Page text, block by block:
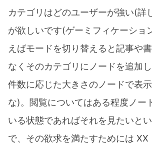
カテゴリはどのユーザーが強い(詳
が欲しいです(ゲーミフィケーショ
えばモードを切り替えると記事や
なくそのカテゴリにノードを追加し
件数に応じた大きさのノードで表
な)。閲覧についてはある程度ノー
いる状態であればそれを見たいと
で、その欲求を満たすためには XX